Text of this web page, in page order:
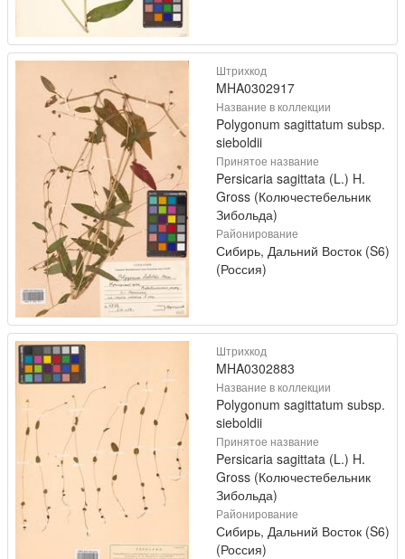
Штрихкод
MHA0302917
Название в коллекции
Polygonum sagittatum subsp.
sieboldii
Принятое название
Persicaria sagittata (L.) H.
Gross (Колючестебельник
Зибольда)
Районирование
Сибирь, Дальний Восток (S6)
(Россия)
Штрихкод
MHA0302883
Название в коллекции
Polygonum sagittatum subsp.
sieboldii
Принятое название
Persicaria sagittata (L.) H.
Gross (Колючестебельник
Зибольда)
Районирование
Сибирь, Дальний Восток (S6)
(Россия)